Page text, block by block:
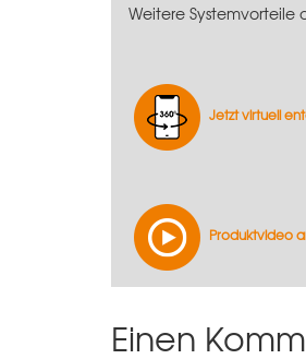
Weitere
Jetzt virtuell
Produktvideo
Einen